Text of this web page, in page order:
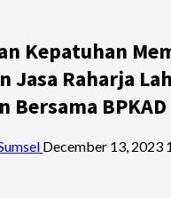
Kepatuhan
Jasa Raharja
Bersama
December 13, 2023